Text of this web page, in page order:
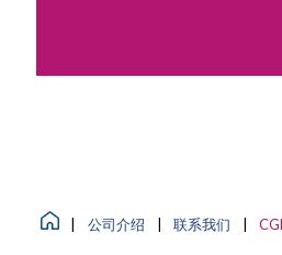
公司介绍 联系我们